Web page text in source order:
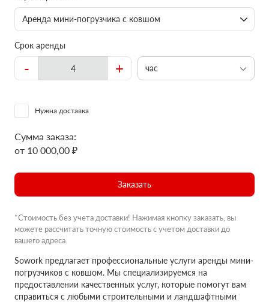
Аренда мини-погрузчика с ковшом
Срок аренды
- + час
Нужна доставка
Сумма заказа:
от 10 000,00 ₽
Заказать
*Стоимость без учета доставки! Нажимая кнопку заказать, вы
можете рассчитать точную стоимость с учетом доставки до
вашего адреса.
Sowork предлагает профессиональные услуги аренды мини-
погрузчиков с ковшом. Мы специализируемся на
предоставлении качественных услуг, которые помогут вам
справиться с любыми строительными и ландшафтными